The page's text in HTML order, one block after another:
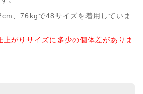
、76kgで48サイズを着用していま
がりサイズに多少の個体差がありま